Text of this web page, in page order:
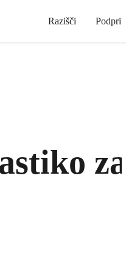
Razišči Podpri
za